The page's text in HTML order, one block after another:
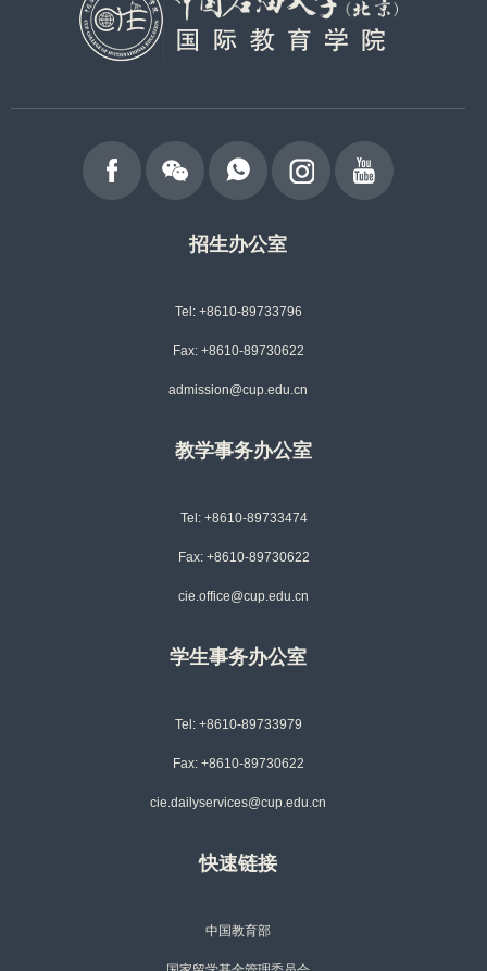
招生办公室
Tel: +8610-89733796
Fax: +8610-89730622
admission@cup.edu.cn
教学事务办公室
Tel: +8610-89733474
Fax: +8610-89730622
cie.office@cup.edu.cn
学生事务办公室
Tel: +8610-89733979
Fax: +8610-89730622
cie.dailyservices@cup.edu.cn
快速链接
中国教育部